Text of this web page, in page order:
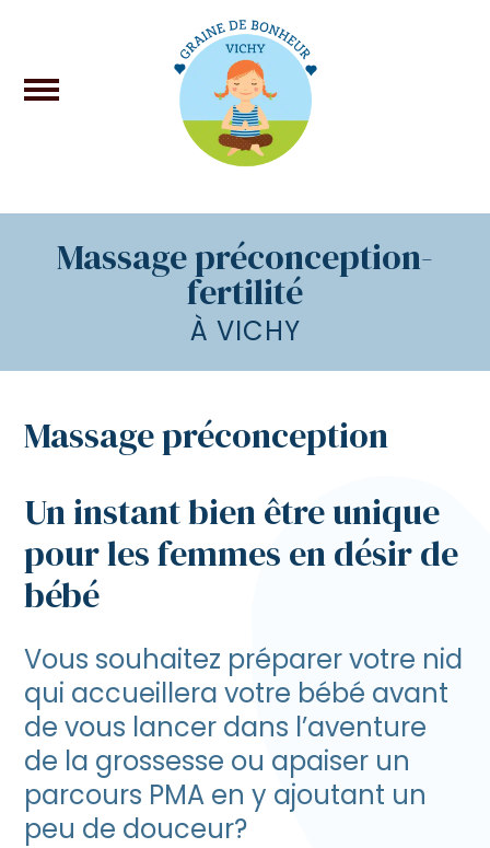
Massage préconception-
fertilité
À VICHY
Massage préconception
Un instant bien être unique
pour les femmes en désir de
bébé
Vous souhaitez préparer votre nid
qui accueillera votre bébé avant
de vous lancer dans l’aventure
de la grossesse ou apaiser un
parcours PMA en y ajoutant un
peu de douceur?